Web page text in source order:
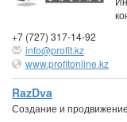
+7 (727) 317-14-92
info@profit.kz
www.profitonline.kz
RazDva
Создание и